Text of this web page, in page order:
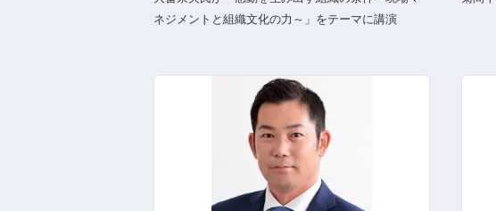
ネジメントと組織文化の力～」をテーマに講演